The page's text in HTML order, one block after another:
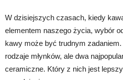
W dzisiejszych czasach, kiedy
elementem naszego życia, wybór
kawy może być trudnym
rodzaje młynków, ale dwa
ceramiczne. Który z nich jest